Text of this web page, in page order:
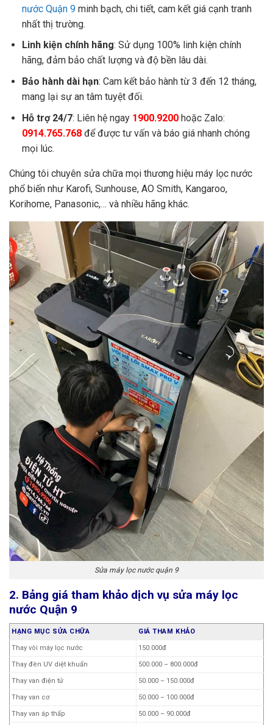
nước Quận 9minh bạch, chi tiết, cam kết giá cạnh tranh
nhất thị trường.
Linh kiện chính hãng: Sử dụng 100% linh kiện chính
hãng, đảm bảo chất lượng và độ bền lâu dài.
Bảo hành dài hạn: Cam kết bảo hành từ 3 đến 12 tháng,
mang lại sự an tâm tuyệt đối.
Hỗ trợ 24/7: Liên hệ ngay 1900.9200hoặc Zalo:
0914.765.768để được tư vấn và báo giá nhanh chóng
mọi lúc.
Chúng tôi chuyên sửa chữa mọi thương hiệu máy lọc nước
phổ biến như Karofi, Sunhouse, AO Smith, Kangaroo,
Korihome, Panasonic,… và nhiều hãng khác.
Sửa máy lọc nước quận 9
2. Bảng giá tham khảo dịch vụ sửa máy lọc
nước Quận 9
HẠNG MỤC SỬA CHỮA GIÁ THAM KHẢO
Thay vòi máy lọc nước 150.000đ
Thay đèn UV diệt khuẩn 500.000 – 800.000đ
Thay van điện tử 50.000 – 150.000đ
Thay van cơ 50.000 – 100.000đ
Thay van áp thấp 50.000 – 90.000đ